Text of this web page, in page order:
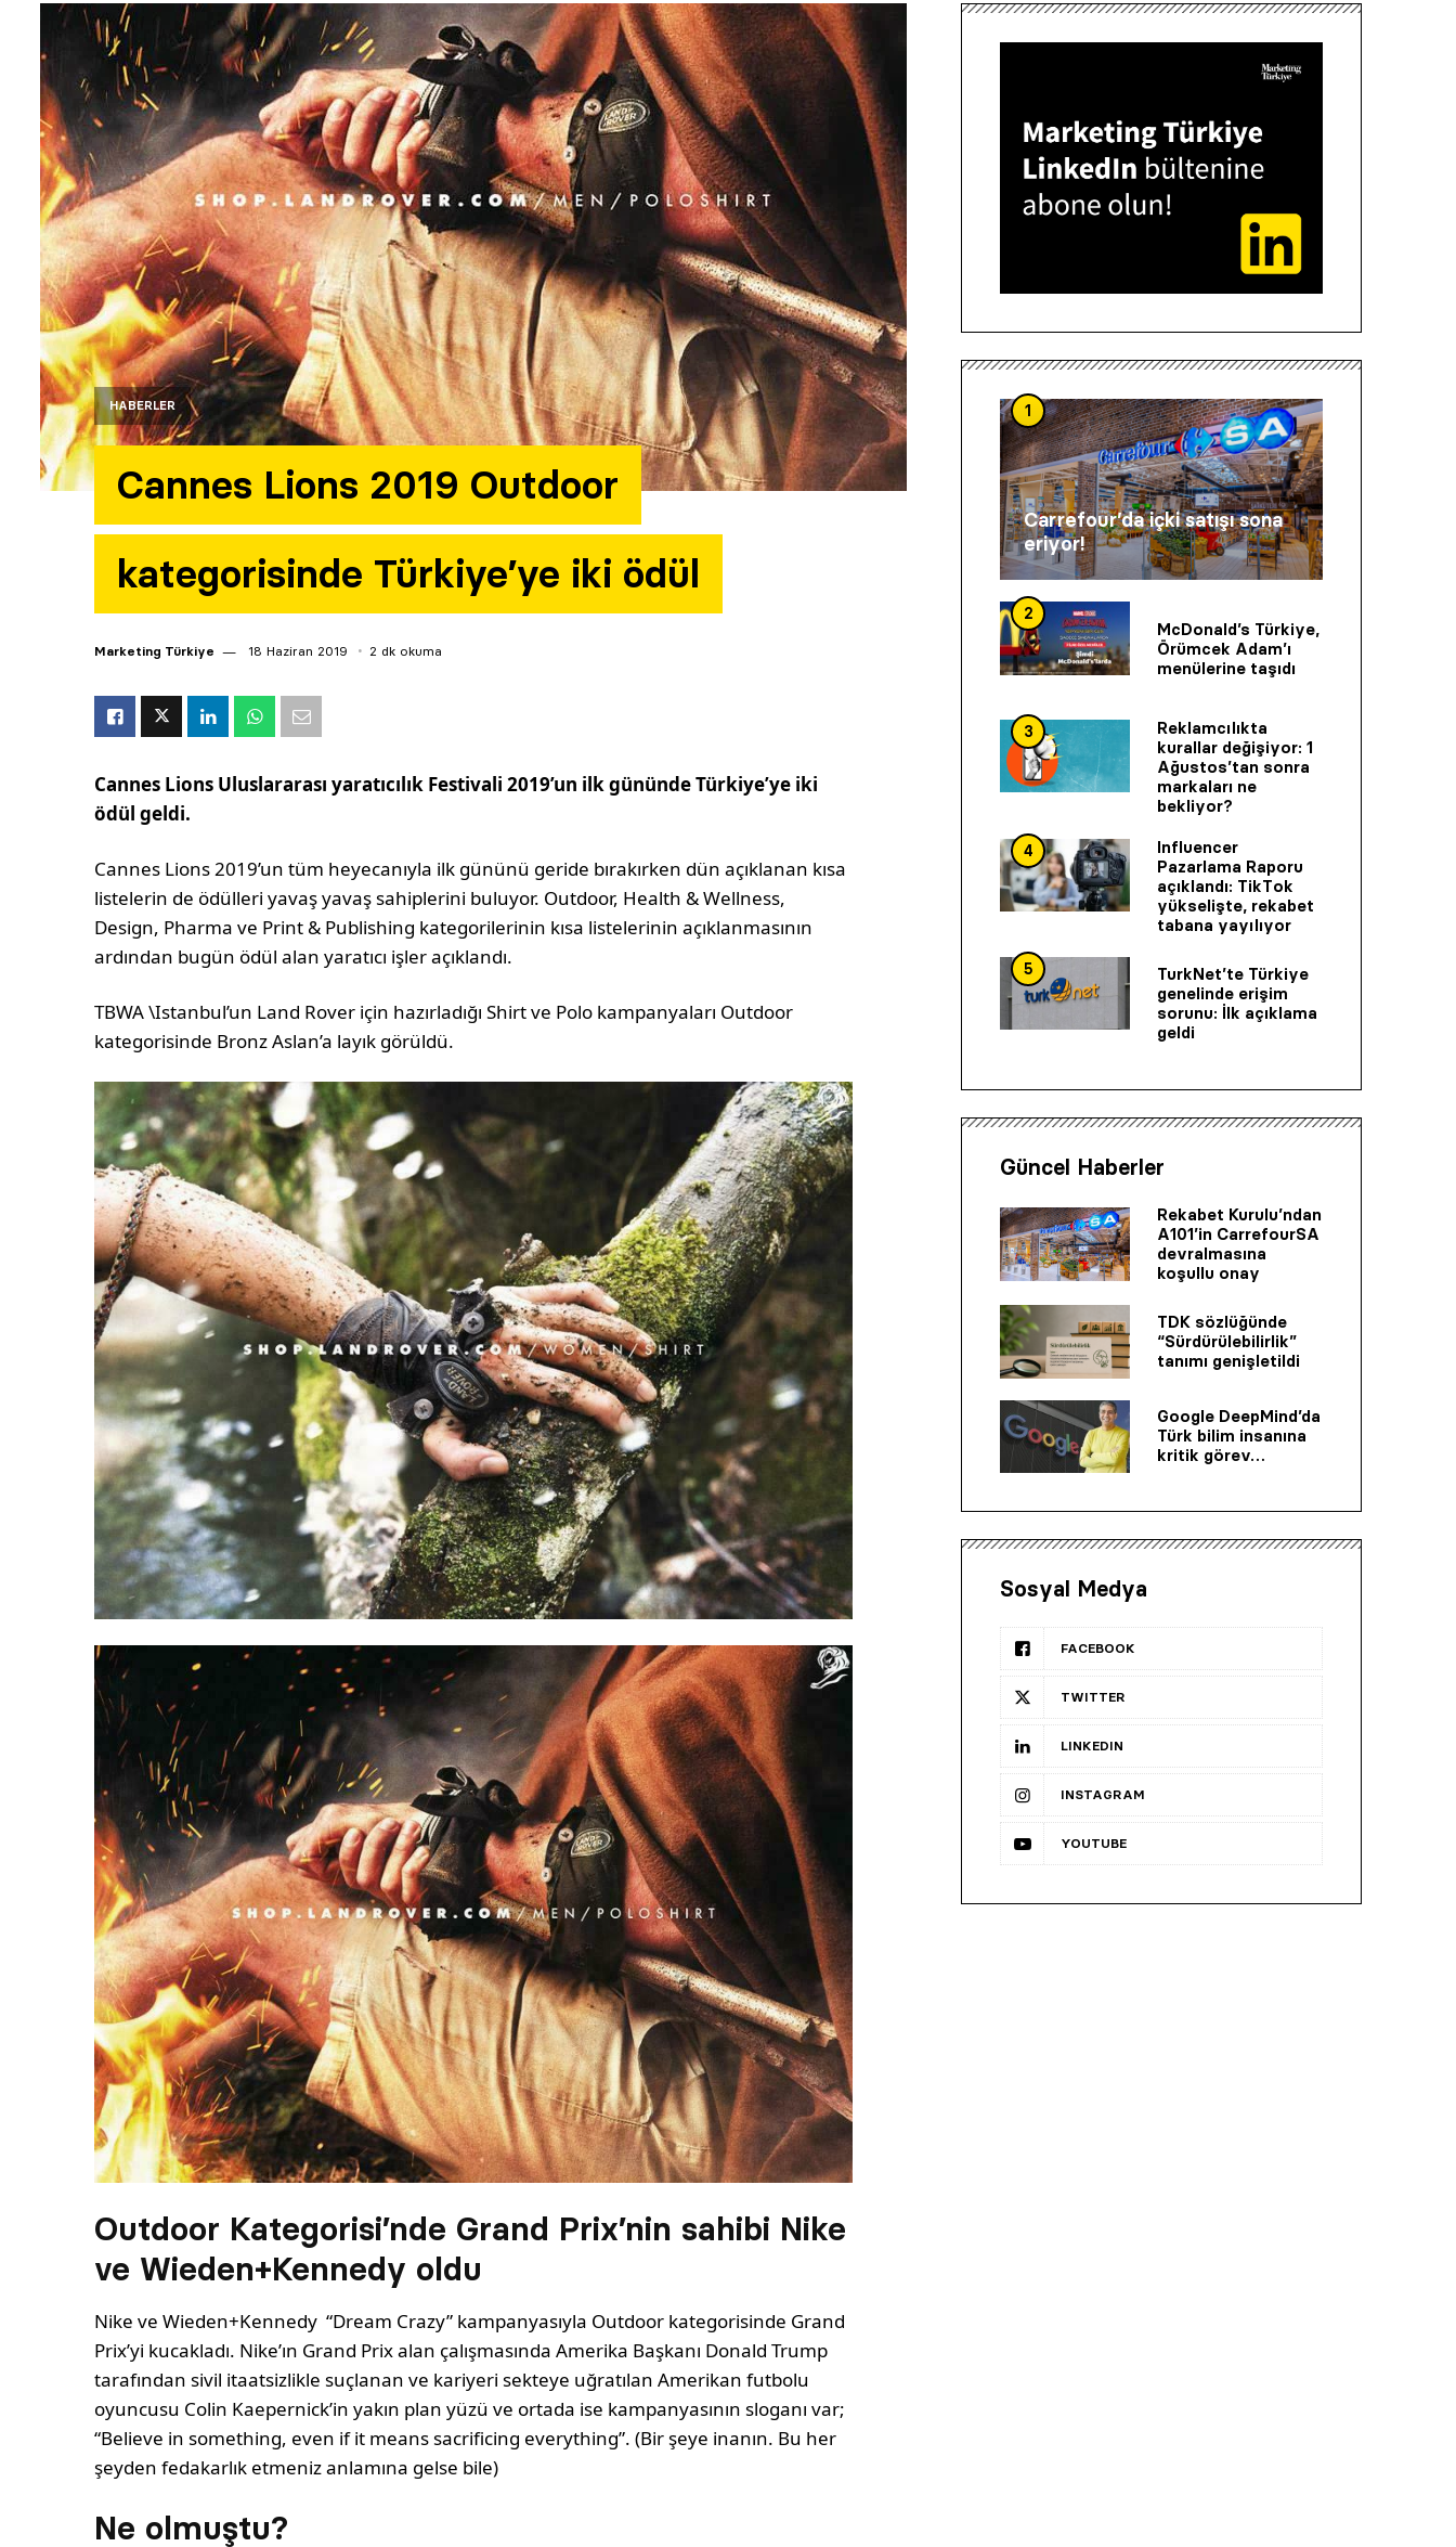
HABERLER
Cannes Lions 2019 Outdoor
kategorisinde Türkiye’ye iki ödül
Marketing Türkiye 18 Haziran 2019 2 dk okuma
Cannes Lions Uluslararası yaratıcılık Festivali 2019’un ilk gününde Türkiye’ye iki
ödül geldi.
Cannes Lions 2019’un tüm heyecanıyla ilk gününü geride bırakırken dün açıklanan kısa
listelerin de ödülleri yavaş yavaş sahiplerini buluyor. Outdoor, Health & Wellness,
Design, Pharma ve Print & Publishing kategorilerinin kısa listelerinin açıklanmasının
ardından bugün ödül alan yaratıcı işler açıklandı.
TBWA \Istanbul’un Land Rover için hazırladığı Shirt ve Polo kampanyaları Outdoor
kategorisinde Bronz Aslan’a layık görüldü.
Outdoor Kategorisi’nde Grand Prix’nin sahibi Nike
ve Wieden+Kennedy oldu
Nike ve Wieden+Kennedy “Dream Crazy” kampanyasıyla Outdoor kategorisinde Grand
Prix’yi kucakladı. Nike’ın Grand Prix alan çalışmasında Amerika Başkanı Donald Trump
tarafından sivil itaatsizlikle suçlanan ve kariyeri sekteye uğratılan Amerikan futbolu
oyuncusu Colin Kaepernick’in yakın plan yüzü ve ortada ise kampanyasının sloganı var;
“Believe in something, even if it means sacrificing everything”. (Bir şeye inanın. Bu her
şeyden fedakarlık etmeniz anlamına gelse bile)
Ne olmuştu?
1
Carrefour’da içki satışı sona
eriyor!
2
McDonald’s Türkiye,
Örümcek Adam’ı
menülerine taşıdı
3
Reklamcılıkta
kurallar değişiyor: 1
Ağustos’tan sonra
markaları ne
bekliyor?
4
Influencer
Pazarlama Raporu
açıklandı: TikTok
yükselişte, rekabet
tabana yayılıyor
5
TurkNet’te Türkiye
genelinde erişim
sorunu: İlk açıklama
geldi
Güncel Haberler
Rekabet Kurulu’ndan
A101’in CarrefourSA
devralmasına
koşullu onay
TDK sözlüğünde
“Sürdürülebilirlik”
tanımı genişletildi
Google DeepMind’da
Türk bilim insanına
kritik görev…
Sosyal Medya
FACEBOOK
TWITTER
LINKEDIN
INSTAGRAM
YOUTUBE